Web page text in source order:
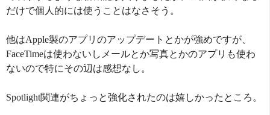
だけで個人的には使うことはなさそう。
他はApple製のアプリのアップデートとかが強めですが、
FaceTimeは使わないしメールとか写真とかのアプリも使わ
ないので特にその辺は感想なし。
Spotlight関連がちょっと強化されたのは嬉しかったところ。